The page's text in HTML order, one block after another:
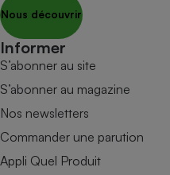
Nous découvrir
Informer
S’abonner au site
S’abonner au magazine
Nos newsletters
Commander une parution
Appli Quel Produit